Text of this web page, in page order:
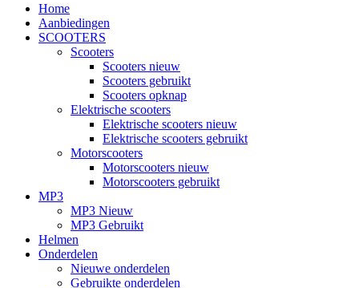
Home
Aanbiedingen
SCOOTERS
Scooters
Scooters nieuw
Scooters gebruikt
Scooters opknap
Elektrische scooters
Elektrische scooters nieuw
Elektrische scooters gebruikt
Motorscooters
Motorscooters nieuw
Motorscooters gebruikt
MP3
MP3 Nieuw
MP3 Gebruikt
Helmen
Onderdelen
Nieuwe onderdelen
Gebruikte onderdelen